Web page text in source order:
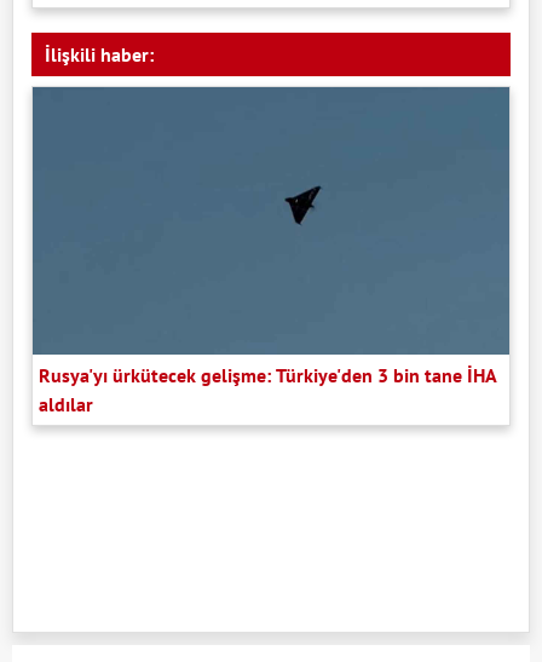
İlişkili haber:
Rusya'yı ürkütecek gelişme: Türkiye'den 3 bin tane İHA
aldılar